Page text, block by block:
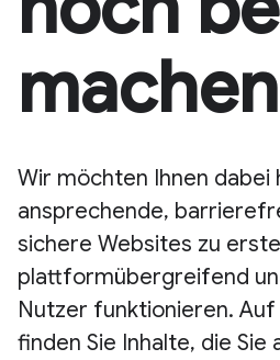
machen
Wir möchten Ihnen dabei
ansprechende,
sichere Websites zu
plattformübergreifend
Nutzer funktionieren.
finden Sie Inhalte, die Sie